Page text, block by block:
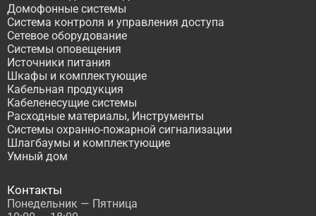
Домофонные системы
Система контроля и управления доступа
Сетевое оборудование
Системы оповещения
Источники питания
Шкафы и комплектующие
Кабельная продукция
Кабеленесущие системы
Расходные материалы, Инструменты
Системы охранно-пожарной сигнализации
Шлагбаумы и комплектующие
Умный дом
Контакты
Понедельник — Пятница